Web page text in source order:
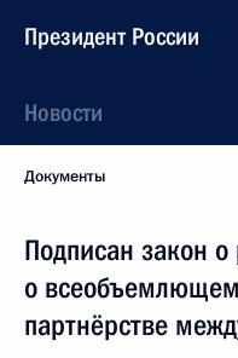
Президент России
Новости
Документы
Подписан закон
о всеобъемлющем
партнёрстве